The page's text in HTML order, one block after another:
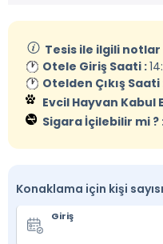
Tesis ile ilgili notlar
Otele Giriş Saati :
Otelden Çıkış Saati
Evcil Hayvan Kabul
Sigara İçilebilir mi ?
Konaklama için kişi
Giriş